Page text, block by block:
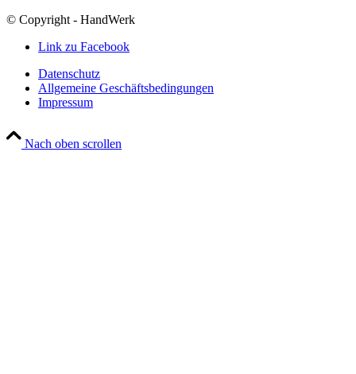
© Copyright - HandWerk
Link zu Facebook
Datenschutz
Allgemeine Geschäftsbedingungen
Impressum
Nach oben scrollen